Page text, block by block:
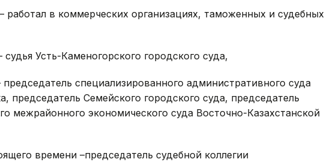
работал в коммерческих организациях, таможенных и судебных
Усть-Каменогорского городского суда,
председатель специализированного административного суда
председатель Семейского городского суда, председатель
межрайонного экономического суда Восточно-Казахстанской
времени –председатель судебной коллегии